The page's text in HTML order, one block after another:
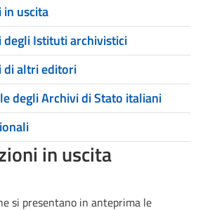
uscita
degli Istituti archivistici
di altri editori
degli Archivi di Stato italiani
in uscita
si presentano in anteprima le